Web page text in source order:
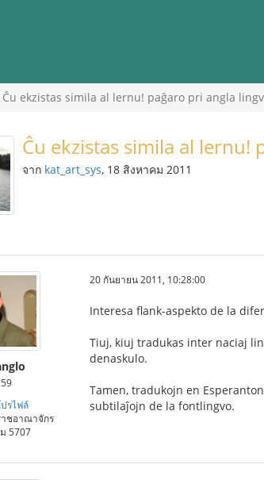
Ĉu ekzistas simila al lernu! paĝaro pri angla
Ĉu ekzistas simila al lernu!
จาก kat_art_sys, 18 สิงหาคม 2011
59
รไฟล์
าชอาณาจักร
5707
20 กันยายน 2011, 10:28:00
Interesa flank-aspekto de la
Tiuj, kiuj tradukas inter naciaj
denaskulo.
Tamen, tradukojn en
subtilaĵojn de la fontlingvo.